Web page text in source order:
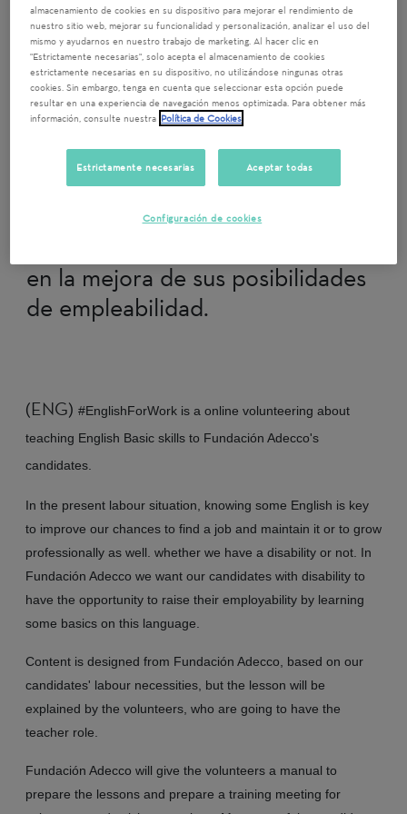
(ENG) We need volunteers to help
Fundación Adecco's candidates to
improve their English, to enhance
their employability. (ESP) La
Fundación Adecco necesita
voluntarios para ayudar a nuestros
candidatos y candidatas a aprender
en la mejora de sus posibilidades
de empleabilidad.
(ENG) #EnglishForWork is a online volunteering about
teaching English Basic skills to Fundación Adecco's
candidates.
In the present labour situation, knowing some English is key
to improve our chances to find a job and maintain it or to grow
professionally as well. whether we have a disability or not. In
Fundación Adecco we want our candidates with disability to
have the opportunity to raise their employability by learning
some basics on this language.
Content is designed from Fundación Adecco, based on our
candidates' labour necessities, but the lesson will be
explained by the volunteers, who are going to have the
teacher role.
Fundación Adecco will give the volunteers a manual to
prepare the lessons and prepare a training meeting for
almacenamiento de cookies en su dispositivo para mejorar el rendimiento de
nuestro sitio web, mejorar su funcionalidad y personalización, analizar el uso del
mismo y ayudarnos en nuestro trabajo de marketing. Al hacer clic en
"Estrictamente necesarias", solo acepta el almacenamiento de cookies
estrictamente necesarias en su dispositivo, no utilizándose ningunas otras
cookies. Sin embargo, tenga en cuenta que seleccionar esta opción puede
resultar en una experiencia de navegación menos optimizada. Para obtener más
información, consulte nuestra Política de Cookies
Estrictamente necesarias Aceptar todas
Configuración de cookies